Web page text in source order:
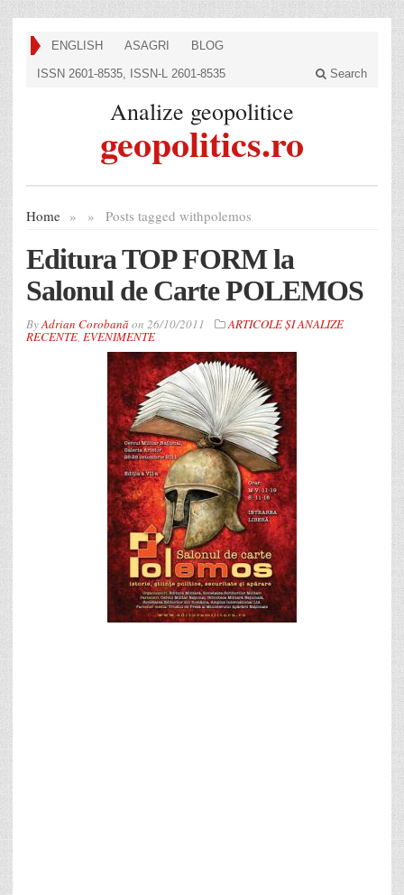
ENGLISH ASAGRI BLOG
ISSN 2601-8535, ISSN-L 2601-8535 Search
Analize geopolitice
geopolitics.ro
Home » Posts tagged with
» polemos
Editura TOP FORM la
Salonul de Carte POLEMOS
ByAdrian Corobanăon 26/10/2011 ARTICOLE ȘI ANALIZE
RECENTE, EVENIMENTE